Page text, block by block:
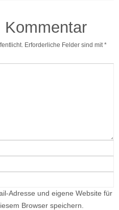
Kommentar
Erforderliche Felder sind mit*
Adresse und eigene Website für
Browser speichern.